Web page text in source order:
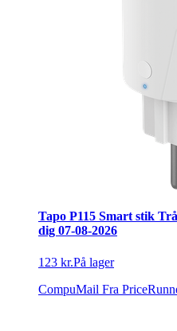
Tapo P115 Smart stik
dig 07-08-2026
123 kr.På lager
CompuMail Fra